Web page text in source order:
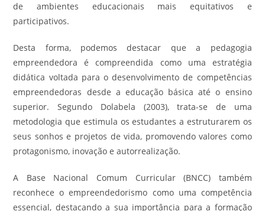
de ambientes educacionais mais equitativos e
participativos.
Desta forma, podemos destacar que a pedagogia
empreendedora é compreendida como uma estratégia
didática voltada para o desenvolvimento de competências
empreendedoras desde a educação básica até o ensino
superior. Segundo Dolabela (2003), trata-se de uma
metodologia que estimula os estudantes a estruturarem os
seus sonhos e projetos de vida, promovendo valores como
protagonismo, inovação e autorrealização.
A Base Nacional Comum Curricular (BNCC) também
reconhece o empreendedorismo como uma competência
essencial, destacando a sua importância para a formação